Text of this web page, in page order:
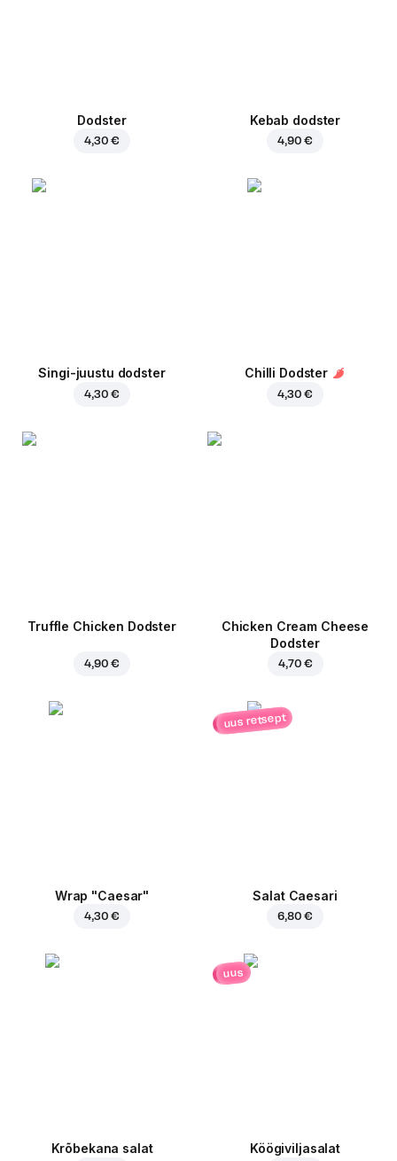
Dodster
4,30 €
Kebab dodster
4,90 €
Singi-juustu dodster
4,30 €
Chilli Dodster
4,30 €
Truffle Chicken Dodster
4,90 €
Chicken Cream Cheese
Dodster
4,70 €
Wrap "Caesar"
4,30 €
uus retsept
Salat Caesari
6,80 €
Krõbekana salat
uus
Köögiviljasalat